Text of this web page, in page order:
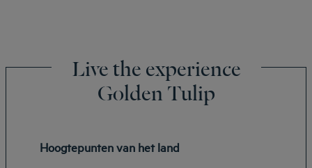
Live the experience
Golden Tulip
Hoogtepunten van het land